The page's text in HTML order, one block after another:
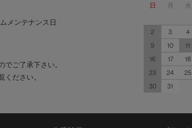
メンテナンス日
でご了承下さい。
ください。
日
月 火
2
3 4
9
10 11
16
17 18
23
24 25
30
31